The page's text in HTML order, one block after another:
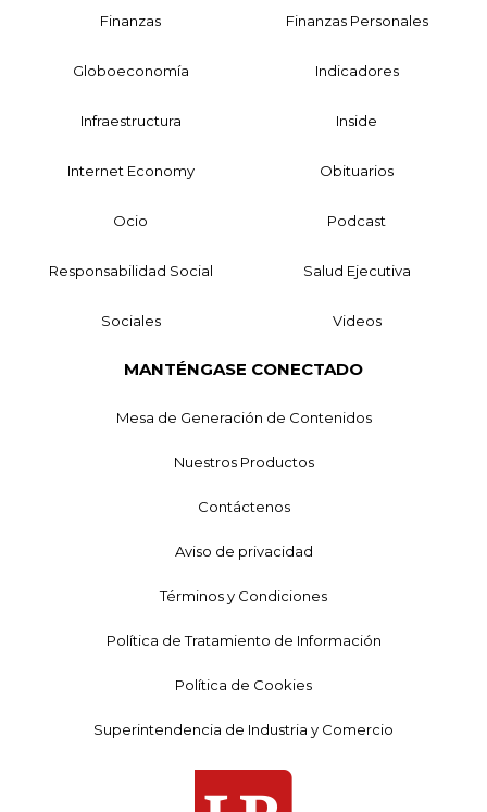
Finanzas Finanzas Personales
Globoeconomía Indicadores
Infraestructura Inside
Internet Economy Obituarios
Ocio Podcast
Responsabilidad Social Salud Ejecutiva
Sociales Videos
MANTÉNGASE CONECTADO
Mesa de Generación de Contenidos
Nuestros Productos
Contáctenos
Aviso de privacidad
Términos y Condiciones
Política de Tratamiento de Información
Política de Cookies
Superintendencia de Industria y Comercio